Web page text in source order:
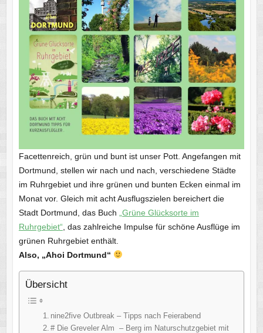
Facettenreich, grün und bunt ist unser Pott. Angefangen mit
Dortmund, stellen wir nach und nach, verschiedene Städte
im Ruhrgebiet und ihre grünen und bunten Ecken einmal im
Monat vor. Gleich mit acht Ausflugszielen bereichert die
Stadt Dortmund, das Buch
„Grüne Glücksorte im
Ruhrgebiet“ , das zahlreiche Impulse für schöne Ausflüge im
grünen Ruhrgebiet enthält.
Also, „Ahoi Dortmund“
Übersicht
nine2five Outbreak – Tipps nach Feierabend
# Die Greveler Alm – Berg im Naturschutzgebiet mit